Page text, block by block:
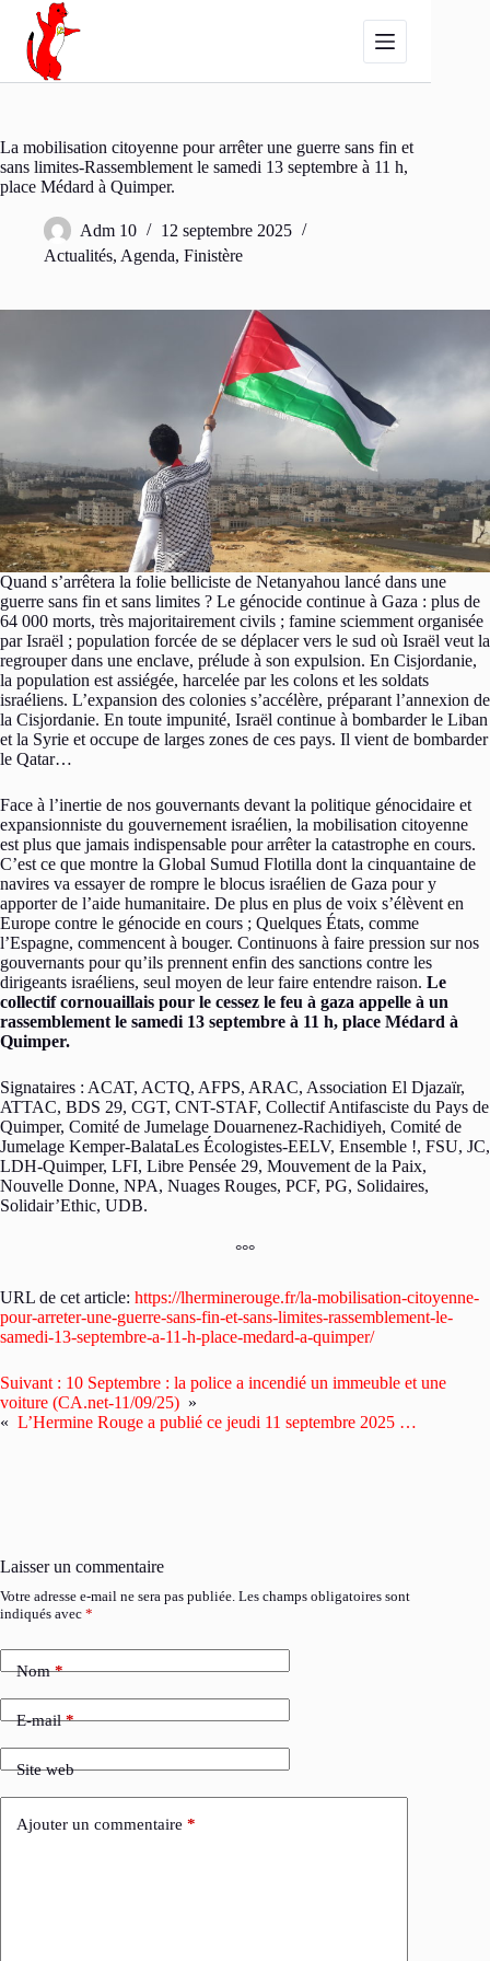
Passer
contenu
La mobilisation citoyenne pour arrêter une guerre sans fin et
sans limites-Rassemblement le samedi 13 septembre à 11 h,
place Médard à Quimper.
Adm 10
12 septembre 2025
Actualités, Agenda, Finistère
Quand s’arrêtera la folie belliciste de Netanyahou lancé dans une
guerre sans fin et sans limites ? Le génocide continue à Gaza : plus de
64 000 morts, très majoritairement civils ; famine sciemment organisée
par Israël ; population forcée de se déplacer vers le sud où Israël veut la
regrouper dans une enclave, prélude à son expulsion. En Cisjordanie,
la population est assiégée, harcelée par les colons et les soldats
israéliens. L’expansion des colonies s’accélère, préparant l’annexion de
la Cisjordanie. En toute impunité, Israël continue à bombarder le Liban
et la Syrie et occupe de larges zones de ces pays. Il vient de bombarder
le Qatar…
Face à l’inertie de nos gouvernants devant la politique génocidaire et
expansionniste du gouvernement israélien, la mobilisation citoyenne
est plus que jamais indispensable pour arrêter la catastrophe en cours.
C’est ce que montre la Global Sumud Flotilla dont la cinquantaine de
navires va essayer de rompre le blocus israélien de Gaza pour y
apporter de l’aide humanitaire. De plus en plus de voix s’élèvent en
Europe contre le génocide en cours ; Quelques États, comme
l’Espagne, commencent à bouger. Continuons à faire pression sur nos
gouvernants pour qu’ils prennent enfin des sanctions contre les
dirigeants israéliens, seul moyen de leur faire entendre raison. Le
collectif cornouaillais pour le cessez le feu à gaza appelle à un
rassemblement le samedi 13 septembre à 11 h, place Médard à
Quimper.
Signataires : ACAT, ACTQ, AFPS, ARAC, Association El Djazaïr,
ATTAC, BDS 29, CGT, CNT-STAF, Collectif Antifasciste du Pays de
Quimper, Comité de Jumelage Douarnenez-Rachidiyeh, Comité de
Jumelage Kemper-BalataLes Écologistes-EELV, Ensemble !, FSU, JC,
LDH-Quimper, LFI, Libre Pensée 29, Mouvement de la Paix,
Nouvelle Donne, NPA, Nuages Rouges, PCF, PG, Solidaires,
Solidair’Ethic, UDB.
°°°
URL de cet article: https://lherminerouge.fr/la-mobilisation-citoyenne-
pour-arreter-une-guerre-sans-fin-et-sans-limites-rassemblement-le-
samedi-13-septembre-a-11-h-place-medard-a-quimper/
Suivant : 10 Septembre : la police a incendié un immeuble et une
voiture (CA.net-11/09/25) »
« L’Hermine Rouge a publié ce jeudi 11 septembre 2025 …
Laisser un commentaire
Votre adresse e-mail ne sera pas publiée. Les champs obligatoires sont
indiqués avec *
Nom*
E-mail*
Site web
Ajouter un commentaire *